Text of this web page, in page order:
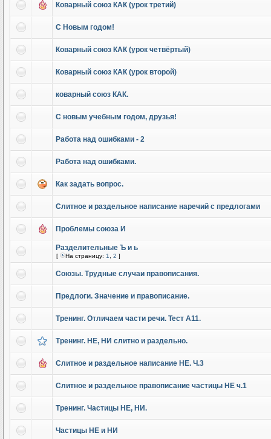
Коварный союз КАК (урок третий)
С Новым годом!
Коварный союз КАК (урок четвёртый)
Коварный союз КАК (урок второй)
коварный союз КАК.
С новым учебным годом, друзья!
Работа над ошибками - 2
Работа над ошибками.
Как задать вопрос.
Слитное и раздельное написание наречий с предлогами
Проблемы союза И
Разделительные Ъ и ь
[ На страницу: 1 2 ]
Союзы. Трудные случаи правописания.
Предлоги. Значение и правописание.
Тренинг. Отличаем части речи. Тест А11.
Тренинг. НЕ, НИ слитно и раздельно.
Слитное и раздельное написание НЕ. Ч.3
Слитное и раздельное правописание частицы НЕ ч.1
Тренинг. Частицы НЕ, НИ.
Частицы НЕ и НИ